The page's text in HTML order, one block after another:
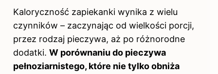
Kaloryczność zapiekanki wynika z wielu
czynników – zaczynając od wielkości porcji,
przez rodzaj pieczywa, aż po różnorodne
dodatki. W porównaniu do pieczywa
pełnoziarnistego, które nie tylko obniża